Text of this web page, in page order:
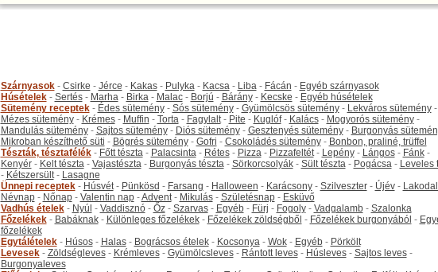
Szárnyasok- Csirke - Jérce - Kakas- Pulyka- Kacsa- Liba- Fácán - Egyéb szárnyasok
Húsételek- Sertés- Marha- Birka- Malac- Borjú - Bárány- Kecske - Egyéb húsételek
Sütemény receptek- Édes sütemény- Sós sütemény- Gyümölcsös sütemény- Lekváros sütemény-
Mézes sütemény- Krémes- Muffin - Torta- Fagylalt- Pite - Kuglóf- Kalács- Mogyorós sütemény-
Mandulás sütemény- Sajtos sütemény- Diós sütemény- Gesztenyés sütemény- Burgonyás
Mikroban készíthető süti - Bögrés sütemény- Gofri - Csokoládés sütemény- Bonbon, praliné, trüffel
Tészták, tésztafélék- Főtt tészta- Palacsinta- Rétes- Pizza- Pizzafeltét- Lepény- Lángos- Fánk-
Kenyér- Kelt tészta- Vajastészta- Burgonyás tészta- Sörkorcsolyák- Sült tészta- Pogácsa- Leveles
- Kétszersült- Lasagne
Ünnepi receptek- Húsvét- Pünkösd - Farsang - Halloween - Karácsony- Szilveszter- Újév-
Névnap- Nőnap- Valentin nap-Advent- Mikulás- Születésnap- Esküvő
Vadhús ételek- Nyúl - Vaddisznó- Őz- Szarvas- Egyéb- Fürj - Fogoly- Vadgalamb- Szalonka
Főzelékek- Babáknak- Különleges főzelékek- Főzelékek zöldségből - Főzelékek burgonyából -
főzelékek
Egytálételek- Húsos- Halas- Bográcsos ételek- Kocsonya- Wok- Egyéb- Pörkölt
Levesek- Zöldségleves- Krémleves- Gyümölcsleves- Rántott leves- Húsleves- Sajtos leves-
Burgonyaleves